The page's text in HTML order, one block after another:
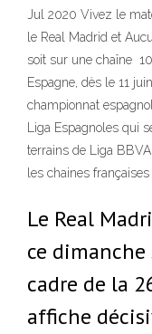
Jul 2020 Vivez le
le Real Madrid et
soit sur une chaîne
Espagne, dès le 11
championnat
Liga Espagnoles qui
terrains de Liga
les chaines
Le Real
ce dimanche
cadre de la
affiche